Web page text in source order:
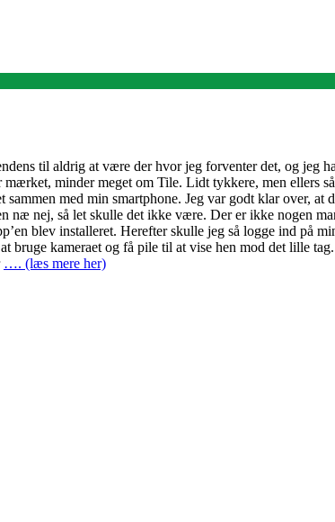
til aldrig at være der hvor jeg forventer det, og jeg
minder meget om Tile. Lidt tykkere, men ellers
med min smartphone. Jeg var godt klar over,
næ nej, så let skulle det ikke være. Der er ikke nogen
blev installeret. Herefter skulle jeg så logge ind på
bruge kameraet og få pile til at vise hen mod det lille
…. (læs mere her)